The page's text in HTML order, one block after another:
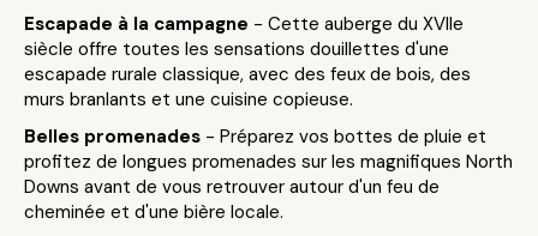
Escapade à la campagne - Cette auberge du XVIIe
siècle offre toutes les sensations douillettes d'une
escapade rurale classique, avec des feux de bois, des
murs branlants et une cuisine copieuse.
Belles promenades - Préparez vos bottes de pluie et
profitez de longues promenades sur les magnifiques North
Downs avant de vous retrouver autour d'un feu de
cheminée et d'une bière locale.